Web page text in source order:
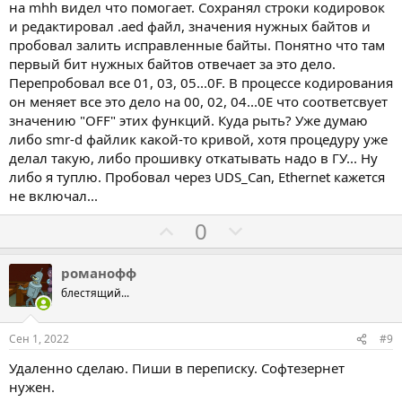
а р
о
т
и
в
на mhh видел что помогает. Сохранял строки кодировок
и редактировал .aed файл, значения нужных байтов и
пробовал залить исправленные байты. Понятно что там
первый бит нужных байтов отвечает за это дело.
Перепробовал все 01, 03, 05...0F. В процессе кодирования
он меняет все это дело на 00, 02, 04...0E что соответсвует
значению "OFF" этих функций. Куда рыть? Уже думаю
либо smr-d файлик какой-то кривой, хотя процедуру уже
делал такую, либо прошивку откатывать надо в ГУ... Ну
либо я туплю. Пробовал через UDS_Can, Ethernet кажется
не включал...
о
с
в
а
0
о
с
в
а
романофф
блестящий...
Сен 1, 2022 #9
Удаленно сделаю. Пиши в переписку. Софтезернет
нужен.